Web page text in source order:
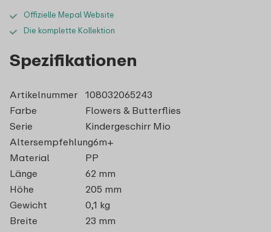
Offizielle Mepal Website
Die komplette Kollektion
Spezifikationen
Artikelnummer
108032065243
Farbe
Flowers & Butterflies
Serie
Kindergeschirr Mio
Altersempfehlung6m+
Material
PP
Länge
62 mm
Höhe
205 mm
Gewicht
0,1 kg
Breite
23 mm